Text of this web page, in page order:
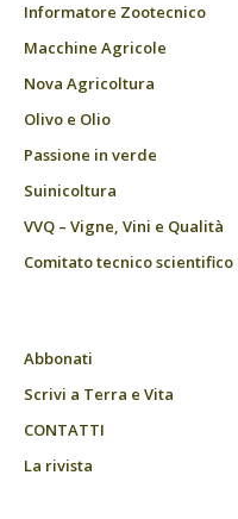
Informatore Zootecnico
Macchine Agricole
Nova Agricoltura
Olivo e Olio
Passione in verde
Suinicoltura
VVQ – Vigne, Vini e Qualità
Comitato tecnico scientifico
Abbonati
Scrivi a Terra e Vita
CONTATTI
La rivista